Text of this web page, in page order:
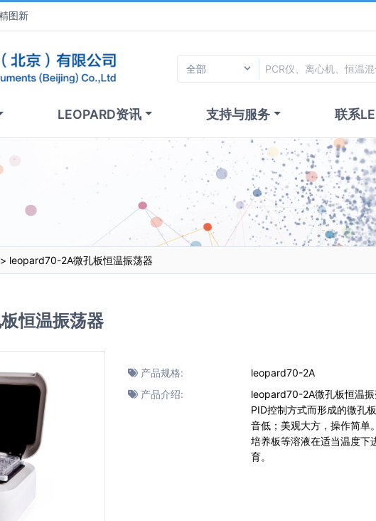
图新
LEOPARD资讯 支持与服务 联系
leopard70-2A微孔板恒温振荡器
恒温振荡器
产品规格:
leopard70-2A
产品介绍:
leopard70-2A微孔板恒温
PID控制方式而形成的微孔
音低；美观大方，操作简单
培养板等溶液在适当温度下
育。